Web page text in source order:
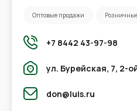
Оптовые продажи
+7 8442 43-97-98
ул. Бурейская, 7, 2-
don@luis.ru